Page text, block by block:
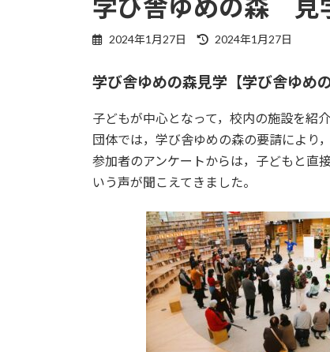
学び舎ゆめの森 見
2024年1月27日
最
新
時
:
2024年1月27日
学び舎ゆめの森見学【学び舎ゆめ
子どもが中心となって，校内の施設を紹
団体では，学び舎ゆめの森の要請により
参加者のアンケートからは，子どもと直
いう声が聞こえてきました。